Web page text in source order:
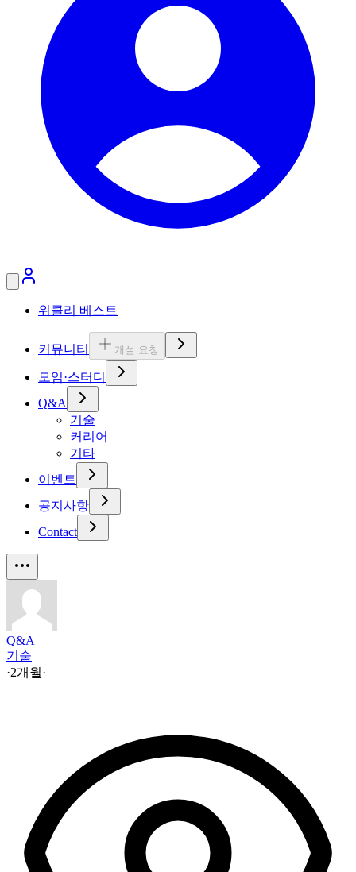
위클리 베스트
커뮤니티 개설 요청
모임·스터디
Q&A
기술
커리어
기타
이벤트
공지사항
Contact
Q&A
기술
·2개월·